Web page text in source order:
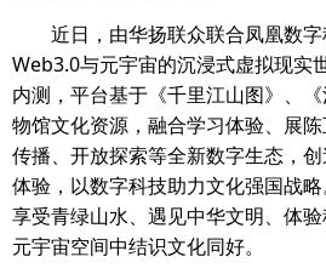
近日，由华扬联众联合凤凰数字
Web3.0与元宇宙的沉浸式虚拟现实
内测，平台基于《千里江山图》、
物馆文化资源，融合学习体验、展
传播、开放探索等全新数字生态，
体验，以数字科技助力文化强国战
享受青绿山水、遇见中华文明、体
元宇宙空间中结识文化同好。